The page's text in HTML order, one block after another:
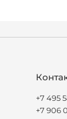
+7 495
+7 906